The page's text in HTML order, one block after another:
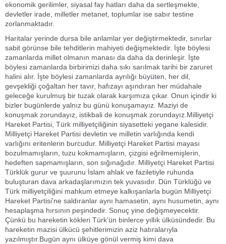
ekonomik gerilimler, siyasal fay hatları daha da sertleşmekte,
devletler irade, milletler metanet, toplumlar ise sabır testine
zorlanmaktadır.
Haritalar yerinde dursa bile anlamlar yer değiştirmektedir, sınırlar
sabit görünse bile tehditlerin mahiyeti değişmektedir. İşte böylesi
zamanlarda millet olmanın manası da daha da derinleşir. İşte
böylesi zamanlarda birbirimizi daha sıkı sarılmak tarihi bir zaruret
halini alır. İşte böylesi zamanlarda ayrılığı büyüten, her dil,
gevşekliği çoğaltan her tavır, hafızayı aşındıran her müdahale
geleceğe kurulmuş bir tuzak olarak karşımıza çıkar. Onun içindir ki
bizler bugünlerde yalnız bu günü konuşamayız. Maziyi de
konuşmak zorundayız, istikbali de konuşmak zorundayız.Milliyetçi
Hareket Partisi, Türk milliyetçiliğinin siyasetteki yegane kalesidir.
Milliyetçi Hareket Partisi devletin ve milletin varlığında kendi
varlığını eritenlerin burcudur. Milliyetçi Hareket Partisi mayası
bozulmamışların, tuzu kokmamışların, çizgisi eğrilmemişlerin,
hedeften sapmamışların, son sığınağıdır. Milliyetçi Hareket Partisi
Türklük gurur ve şuurunu İslam ahlak ve faziletiyle ruhunda
buluşturan dava arkadaşlarımızın tek yuvasıdır. Dün Türklüğü ve
Türk milliyetçiliğini mahkum etmeye kalkışanlarla bugün Milliyetçi
Hareket Partisi'ne saldıranlar aynı hamasetin, aynı husumetin, aynı
hesaplaşma hırsının peşindedir. Sonuç yine değişmeyecektir.
Çünkü bu hareketin kökleri Türk'ün binlerce yıllık ülküsündedir. Bu
hareketin mazisi ülkücü şehitlerimizin aziz hatıralarıyla
yazılmıştır.Bugün aynı ülküye gönül vermiş kimi dava